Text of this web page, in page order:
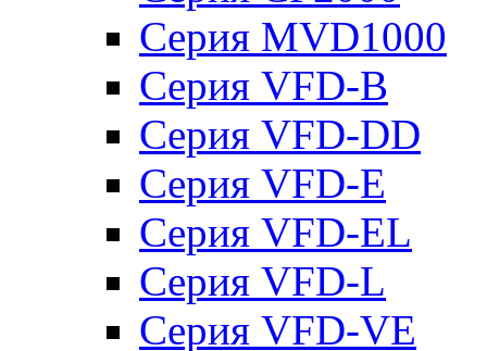
Серия MVD1000
Серия VFD-B
Серия VFD-DD
Серия VFD-E
Серия VFD-EL
Серия VFD-L
Серия VFD-VE